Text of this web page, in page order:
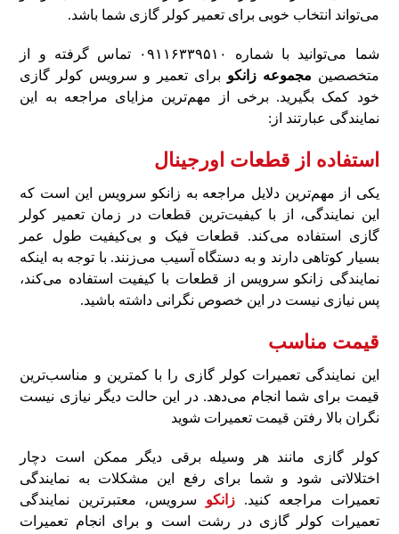
می‌تواند انتخاب خوبی برای تعمیر کولر گازی شما باشد.
شما می‌توانید با شماره ۰۹۱۱۶۳۳۹۵۱۰ تماس گرفته و از
متخصصین مجموعه زانکو برای تعمیر و سرویس کولر گازی
خود کمک بگیرید. برخی از مهم‌ترین مزایای مراجعه به این
نمایندگی عبارتند از:
استفاده از قطعات اورجینال
یکی از مهم‌ترین دلایل مراجعه به زانکو سرویس این است که
این نمایندگی، از با کیفیت‌ترین قطعات در زمان تعمیر کولر
گازی استفاده می‌کند. قطعات فیک و بی‌کیفیت طول عمر
بسیار کوتاهی دارند و به دستگاه آسیب می‌زنند. با توجه به اینکه
نمایندگی زانکو سرویس از قطعات با کیفیت استفاده می‌کند،
پس نیازی نیست در این خصوص نگرانی داشته باشید.
قیمت مناسب
این نمایندگی تعمیرات کولر گازی را با کمترین و مناسب‌ترین
قیمت برای شما انجام می‌دهد. در این حالت دیگر نیازی نیست
نگران بالا رفتن قیمت تعمیرات شوید
کولر گازی مانند هر وسیله برقی دیگر ممکن است دچار
اختلالاتی شود و شما برای رفع این مشکلات به نمایندگی
تعمیرات مراجعه کنید. زانکو سرویس، معتبرترین نمایندگی
تعمیرات کولر گازی در رشت است و برای انجام تعمیرات